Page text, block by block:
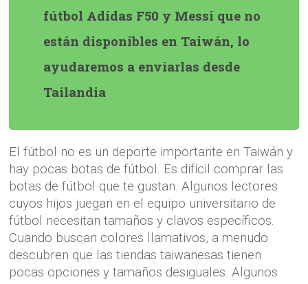
fútbol Adidas F50 y Messi que no
están disponibles en Taiwán, lo
ayudaremos a enviarlas desde
Tailandia
El fútbol no es un deporte importante en Taiwán y
hay pocas botas de fútbol. Es difícil comprar las
botas de fútbol que te gustan. Algunos lectores
cuyos hijos juegan en el equipo universitario de
fútbol necesitan tamaños y clavos específicos.
Cuando buscan colores llamativos, a menudo
descubren que las tiendas taiwanesas tienen
pocas opciones y tamaños desiguales. Algunos